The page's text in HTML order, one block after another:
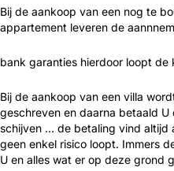
Bij de aankoop van een nog te
appartement leveren de
bank garanties hierdoor loopt de
Bij de aankoop van een villa
geschreven en daarna betaald
schijven … de betaling vind altijd
geen enkel risico loopt. Immers
U en alles wat er op deze grond